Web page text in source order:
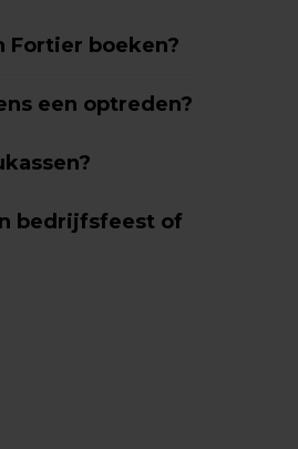
Fortier boeken?
een optreden?
bedrijfsfeest of